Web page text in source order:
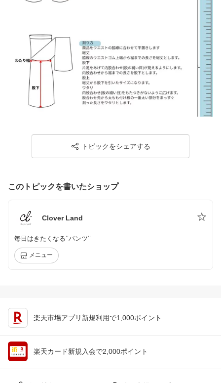
トピックをシェアする
このトピックを書いたショップ
Clover Land
毎日はきたくなる’’パンツ’’
メニュー
楽天市場アプリ新規利用で1,000ポイント
楽天カード新規入会で2,000ポイント